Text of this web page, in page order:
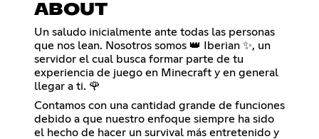
ABOUT
Un saludo inicialmente ante todas las personas
que nos lean. Nosotros somos 👑 Iberian ✨, un
servidor el cual busca formar parte de tu
experiencia de juego en Minecraft y en general
llegar a ti. 🌹
Contamos con una cantidad grande de funciones
debido a que nuestro enfoque siempre ha sido
el hecho de hacer un survival más entretenido y